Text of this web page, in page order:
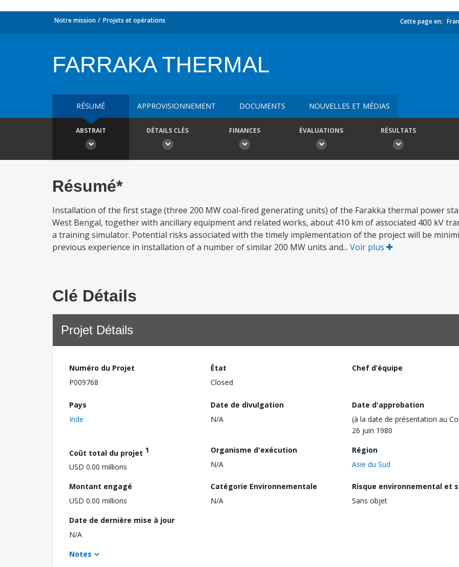
Notre mission Projets et opérations Cette page en:
FARRAKA THERMAL
RÉSUMÉ APPROVISIONNEMENT DOCUMENTS NOUVELLES ET MÉDIAS
ABSTRAIT DÉTAILS CLÉS FINANCES ÉVALUATIONS RÉSULTATS
Résumé*
Installation of the first stage (three 200 MW coal-fired generating units) of the Farakka thermal power
West Bengal, together with ancillary equipment and related works, about 410 km of associated 400 kV
a training simulator. Potential risks associated with the timely implementation of the project will be
previous experience in installation of a number of similar 200 MW units and... Voir plus
Clé Détails
Projet Détails
Numéro du Projet
P009768
État
Closed
Chef d’équipe
Pays
Inde
Date de divulgation
N/A
Date d'approbation
(à la date de présentation au
26 juin 1980
Coût total du projet 1
USD 0.00 millions
Organisme d'exécution
N/A
Région
Asie du Sud
Montant engagé
USD 0.00 millions
Catégorie Environnementale
N/A
Risque environnemental et
Sans objet
Date de dernière mise à jour
N/A
Notes